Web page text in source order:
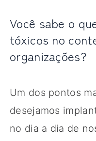
Você sabe o
tóxicos no
organizações?
Um dos pontos
desejamos
no dia a dia de